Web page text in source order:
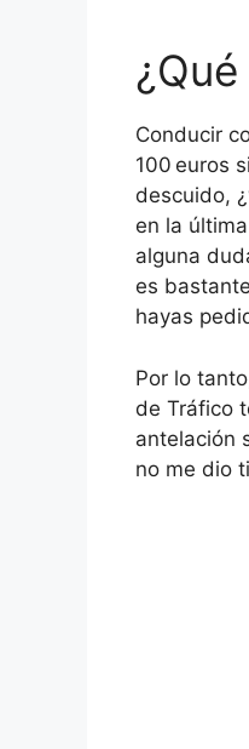
Conducir
100 euros
descuido,
en la
alguna
es
hayas
Por lo
de Tráfico
antelación
no me dio